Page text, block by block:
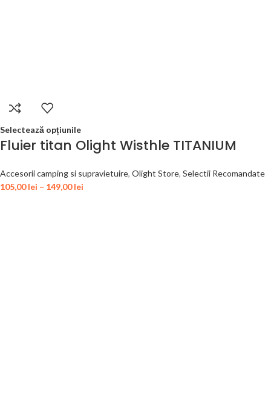
Selectează opțiunile
Fluier titan Olight Wisthle TITANIUM
Accesorii camping si supravietuire, Olight Store, Selectii Recomandate
105,00lei – 149,00lei